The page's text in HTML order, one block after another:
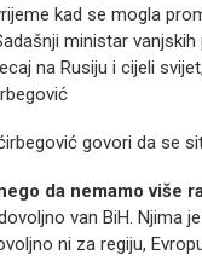
kad se mogla
ministar
na Rusiju i cijeli
govori da se
da nemamo više
van BiH. Njima
ni za regiju,